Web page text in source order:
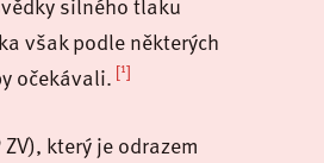
však podle některých
očekávali. [1]
který je odrazem